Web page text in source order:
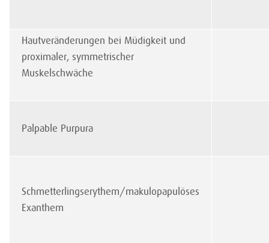
Hautveränderungen bei Müdigkeit und
proximaler, symmetrischer
Muskelschwäche
Palpable Purpura
Schmetterlingserythem/makulopapulöses
Exanthem